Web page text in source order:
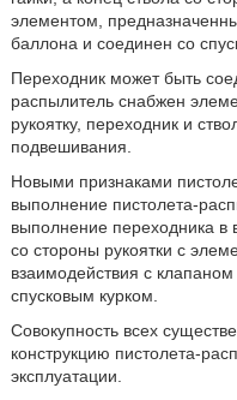
элементом,
баллона и соединен со
Переходник может быть
распылитель снабжен
рукоятку, переходник и
подвешивания.
Новыми признаками
выполнение пистолета-
выполнение переходника в
со стороны рукоятки с
взаимодействия с
спусковым курком.
Совокупность всех
конструкцию пистолета-
эксплуатации.